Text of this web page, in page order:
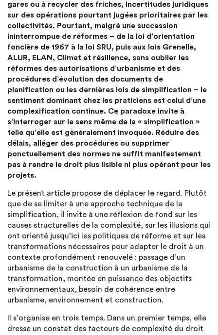
gares ou à recycler des friches, incertitudes juridiques
sur des opérations pourtant jugées prioritaires par les
collectivités. Pourtant, malgré une succession
ininterrompue de réformes – de la loi d’orientation
foncière de 1967 à la loi SRU, puis aux lois Grenelle,
ALUR, ELAN, Climat et résilience, sans oublier les
réformes des autorisations d’urbanisme et des
procédures d’évolution des documents de
planification ou les dernières lois de simplification – le
sentiment dominant chez les praticiens est celui d’une
complexification continue. Ce paradoxe invite à
s’interroger sur le sens même de la « simplification »
telle qu’elle est généralement invoquée. Réduire des
délais, alléger des procédures ou supprimer
ponctuellement des normes ne suffit manifestement
pas à rendre le droit plus lisible ni plus opérant pour les
projets.
Le présent article propose de déplacer le regard. Plutôt
que de se limiter à une approche technique de la
simplification, il invite à une réflexion de fond sur les
causes structurelles de la complexité, sur les illusions qui
ont orienté jusqu’ici les politiques de réforme et sur les
transformations nécessaires pour adapter le droit à un
contexte profondément renouvelé : passage d’un
urbanisme de la construction à un urbanisme de la
transformation, montée en puissance des objectifs
environnementaux, besoin de cohérence entre
urbanisme, environnement et construction.
Il s’organise en trois temps. Dans un premier temps, elle
dresse un constat des facteurs de complexité du droit